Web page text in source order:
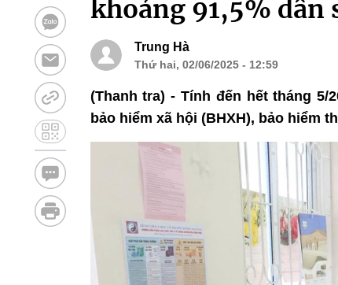
khoảng 91,5% dân
Trung Hà
Thứ hai, 02/06/2025 - 12:59
(Thanh tra) - Tính đến hết tháng 5/
bảo hiểm xã hội (BHXH), bảo hiểm